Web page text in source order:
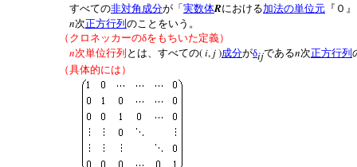
すべての非対角成分が「 実数体Rにおける加法の単位元 『０
n次正方行列 のことをいう。
（クロネッカーのδをもちいた定義）
n次単位行列 とは、すべての(i, j)成分がδijであるn次正方行列
（具体的には）